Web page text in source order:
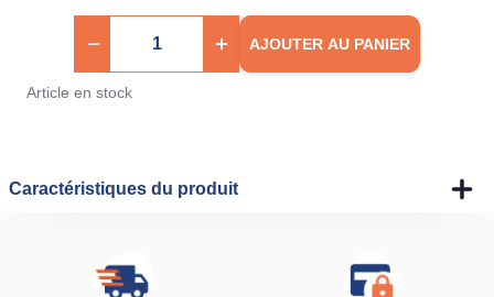
AJOUTER AU PANIER
Article en stock
Caractéristiques du produit